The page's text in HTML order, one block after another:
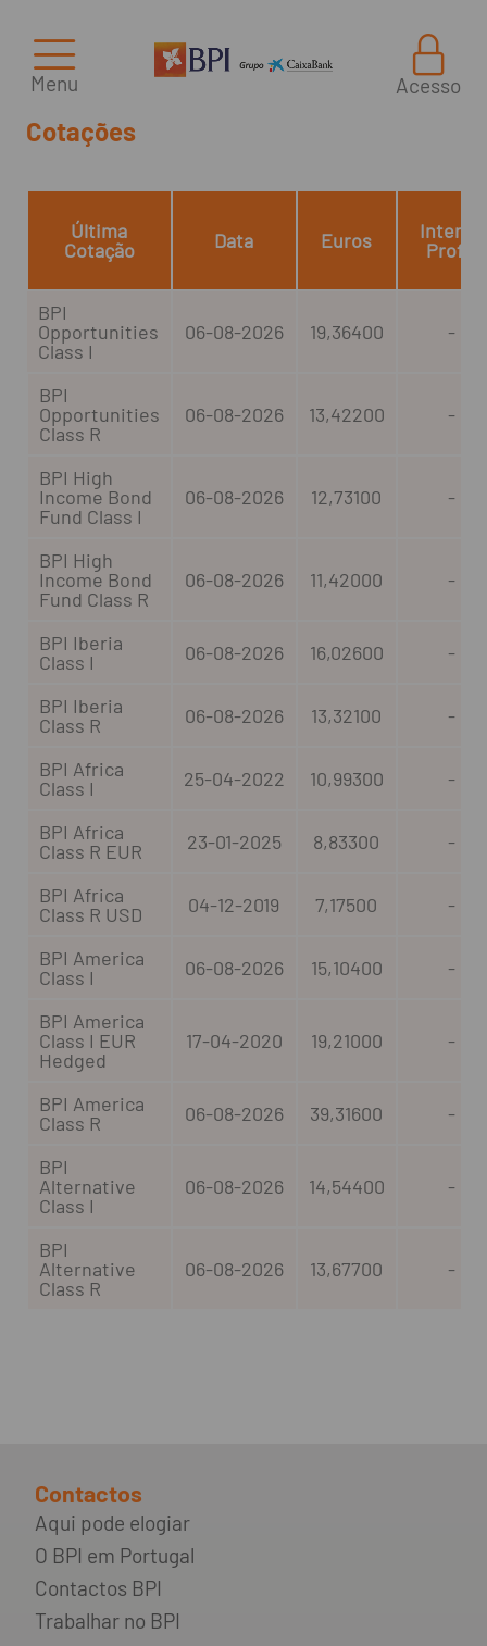
Menu Acesso
Cotações
Última
Cotação
Data Euros
Interim
Profit
BPI
Opportunities
Class I
06-08-2026 19,36400 -
BPI
Opportunities
Class R
06-08-2026 13,42200 -
BPI High
Income Bond
Fund Class I
06-08-2026 12,73100 -
BPI High
Income Bond
Fund Class R
06-08-2026 11,42000 -
BPI Iberia
Class I
06-08-2026 16,02600 -
BPI Iberia
Class R
06-08-2026 13,32100 -
BPI Africa
Class I
25-04-2022 10,99300 -
BPI Africa
Class R EUR
23-01-2025 8,83300 -
BPI Africa
Class R USD
04-12-2019 7,17500 -
BPI America
Class I
06-08-2026 15,10400 -
BPI America
Class I EUR
Hedged
17-04-2020 19,21000 -
BPI America
Class R
06-08-2026 39,31600 -
BPI
Alternative
Class I
06-08-2026 14,54400 -
BPI
Alternative
Class R
06-08-2026 13,67700 -
Contactos
Aqui pode elogiar
O BPI em Portugal
Contactos BPI
Trabalhar no BPI